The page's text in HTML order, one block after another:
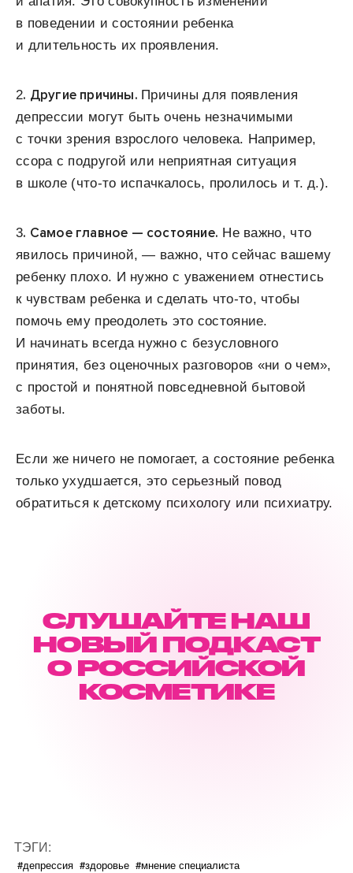
в поведении и состоянии ребенка
и длительность их проявления.
2. Другие причины. Причины для появления
депрессии могут быть очень незначимыми
с точки зрения взрослого человека. Например,
ссора с подругой или неприятная ситуация
в школе (что-то испачкалось, пролилось и т. д.).
3. Самое главное — состояние. Не важно, что
явилось причиной, — важно, что сейчас вашему
ребенку плохо. И нужно с уважением отнестись
к чувствам ребенка и сделать что-то, чтобы
помочь ему преодолеть это состояние.
И начинать всегда нужно с безусловного
принятия, без оценочных разговоров «ни о чем»,
с простой и понятной повседневной бытовой
заботы.
Если же ничего не помогает, а состояние ребенка
только ухудшается, это серьезный повод
обратиться к детскому психологу или психиатру.
СЛУШАЙТЕ НАШ
НОВЫЙ ПОДКАСТ
О РОССИЙСКОЙ
КОСМЕТИКЕ
ТЭГИ:
#депрессия #здоровье #мнение специалиста